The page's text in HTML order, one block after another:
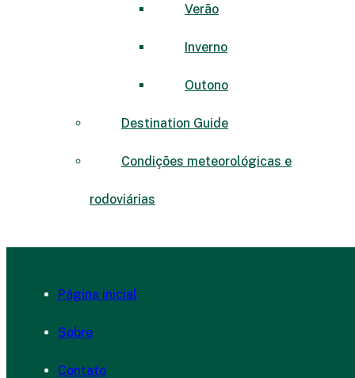
Verão
Inverno
Outono
Destination Guide
Condições meteorológicas e
rodoviárias
Página inicial
Sobre
Contato